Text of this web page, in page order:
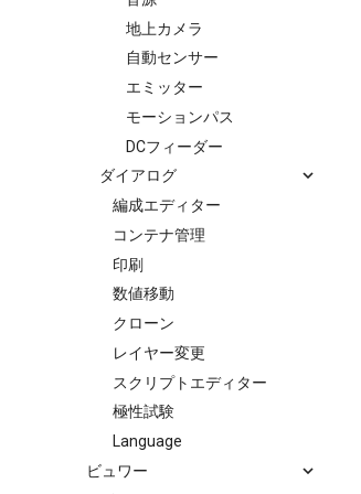
地上カメラ
自動センサー
エミッター
モーションパス
DCフィーダー
ダイアログ
編成エディター
コンテナ管理
印刷
数値移動
クローン
レイヤー変更
スクリプトエディター
極性試験
Language
ビュワー